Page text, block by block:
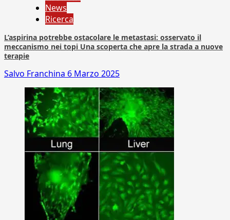
News
Ricerca
L’aspirina potrebbe ostacolare le metastasi: osservato il
meccanismo nei topi Una scoperta che apre la strada a nuove
terapie
Salvo Franchina 6 Marzo 2025